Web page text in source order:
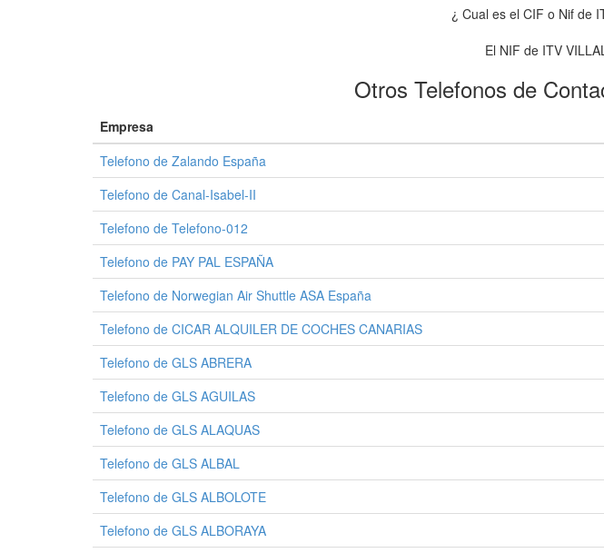
¿ Cual es el CIF o Nif de
El NIF de ITV
Otros Telefonos de
Empresa
Telefono de Zalando España
Telefono de Canal-Isabel-II
Telefono de Telefono-012
Telefono de PAY PAL ESPAÑA
Telefono de Norwegian Air Shuttle ASA España
Telefono de CICAR ALQUILER DE COCHES CANARIAS
Telefono de GLS ABRERA
Telefono de GLS AGUILAS
Telefono de GLS ALAQUAS
Telefono de GLS ALBAL
Telefono de GLS ALBOLOTE
Telefono de GLS ALBORAYA